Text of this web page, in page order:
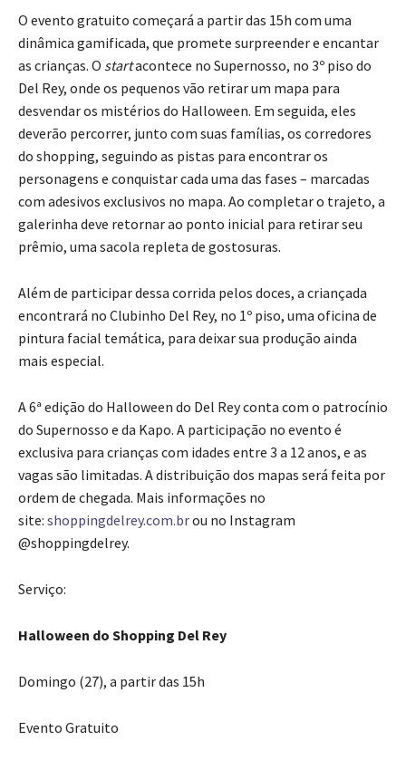
O evento gratuito começará a partir das 15h com uma
dinâmica gamificada, que promete surpreender e encantar
as crianças. O startacontece no Supernosso, no 3º piso do
Del Rey, onde os pequenos vão retirar um mapa para
desvendar os mistérios do Halloween. Em seguida, eles
deverão percorrer, junto com suas famílias, os corredores
do shopping, seguindo as pistas para encontrar os
personagens e conquistar cada uma das fases – marcadas
com adesivos exclusivos no mapa. Ao completar o trajeto, a
galerinha deve retornar ao ponto inicial para retirar seu
prêmio, uma sacola repleta de gostosuras.
Além de participar dessa corrida pelos doces, a criançada
encontrará no Clubinho Del Rey, no 1º piso, uma oficina de
pintura facial temática, para deixar sua produção ainda
mais especial.
A 6ª edição do Halloween do Del Rey conta com o patrocínio
do Supernosso e da Kapo. A participação no evento é
exclusiva para crianças com idades entre 3 a 12 anos, e as
vagas são limitadas. A distribuição dos mapas será feita por
ordem de chegada. Mais informações no
site: shoppingdelrey.com.brou no Instagram
@shoppingdelrey.
Serviço:
Halloween do Shopping Del Rey
Domingo (27), a partir das 15h
Evento Gratuito